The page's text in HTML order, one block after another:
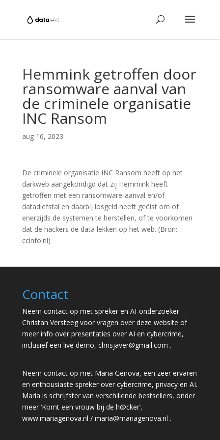
Hemmink getroffen door
ransomware aanval van
de criminele organisatie
INC Ransom
aug 16, 2023
De criminele organisatie INC Ransom heeft op het
darkweb aangekondigd dat zij Hemmink heeft
getroffen met een ransomware-aanval en/of
datadiefstal en daarbij losgeld heeft geëist om of
enerzijds de systemen te herstellen, of te voorkomen
dat de hackers de data lekken op het web. (Bron:
ccinfo.nl)
Contact
Neem contact op met spreker en AI-onderzoeker
Christan Versteeg voor vragen over deze website of
meer info over presentaties over AI en cybercrime,
inclusief een live demo, chrisjaver@gmail.com .
Neem contact op met Maria Genova, een zeer ervaren
en enthousiaste spreker over cybercrime, privacy en AI.
Maria is schrijfster van verschillende bestsellers, onder
meer ‘Komt een vrouw bij de h@cker’,
www.mariagenova.nl / maria@mariagenova.nl .